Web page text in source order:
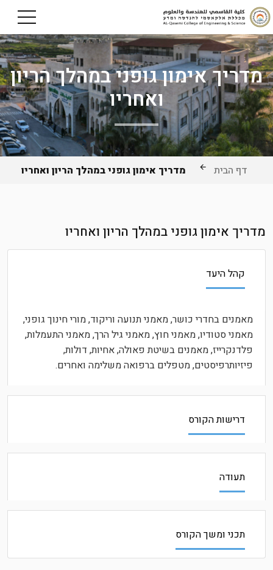
מדריך אימון גופני במהלך הריון
ואחריו
דף הבית מדריך אימון גופני במהלך הריון ואחריו
מדריך אימון גופני במהלך הריון ואחריו
קהל היעד
מאמנים בחדרי כושר, מאמני תנועה וריקוד, מורי חינוך גופני,
מאמני סטודיו, מאמני חוץ, מאמני גיל הרך, מאמני התעמלות,
פלדנקרייז, מאמנים בשיטת פאולה, אחיות, דולות,
פיזיותרפיסטים, מטפלים ברפואה משלימה ואחרים.
דרישות הקורס
תעודה
תכני ומשך הקורס